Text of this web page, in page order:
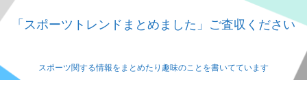
「スポーツトレンドまとめました」ご査収ください
スポーツ関する情報をまとめたり趣味のことを書いてています